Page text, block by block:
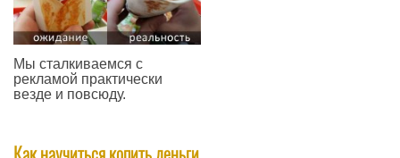
Мы сталкиваемся с
рекламой практически
везде и повсюду.